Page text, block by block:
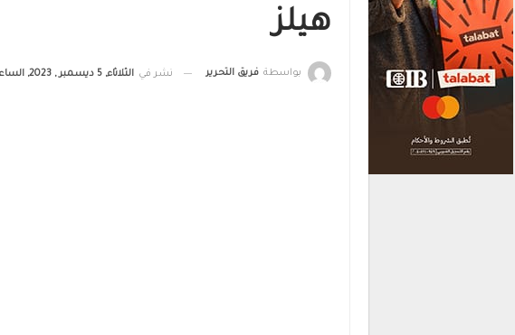
هيلز
بواسطة فريق التحرير نشر في الثلاثاء, 5 ديسمبر , 2023, الساعة 4:07 م